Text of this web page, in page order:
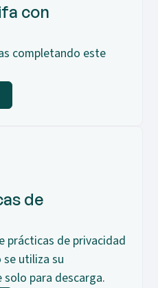
con
completando este
de
prácticas de privacidad
utiliza su
para descarga.